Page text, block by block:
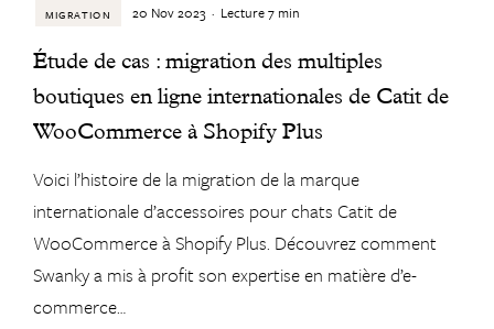
MIGRATION 20 Nov 2023 · Lecture7 min
Étude de cas : migration des multiples
boutiques en ligne internationales de Catit de
WooCommerce à Shopify Plus
Voici l’histoire de la migration de la marque
internationale d’accessoires pour chats Catit de
WooCommerce à Shopify Plus. Découvrez comment
Swanky a mis à profit son expertise en matière d’e-
commerce…